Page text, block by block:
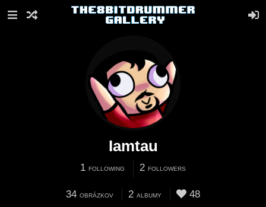
Iamtau
1 FOLLOWING 2 FOLLOWERS
34 OBRÁZKOV 2 ALBUMY 48